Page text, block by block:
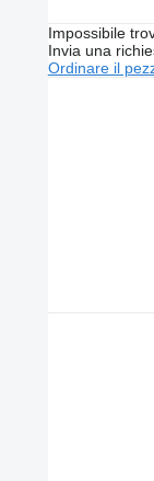
Impossibile
Invia una
Ordinare il